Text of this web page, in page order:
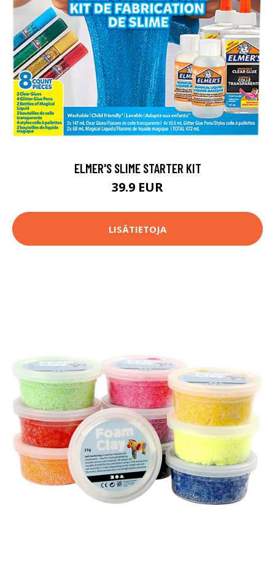
ELMER'S SLIME STARTER KIT
39.9 EUR
LISÄTIETOJA